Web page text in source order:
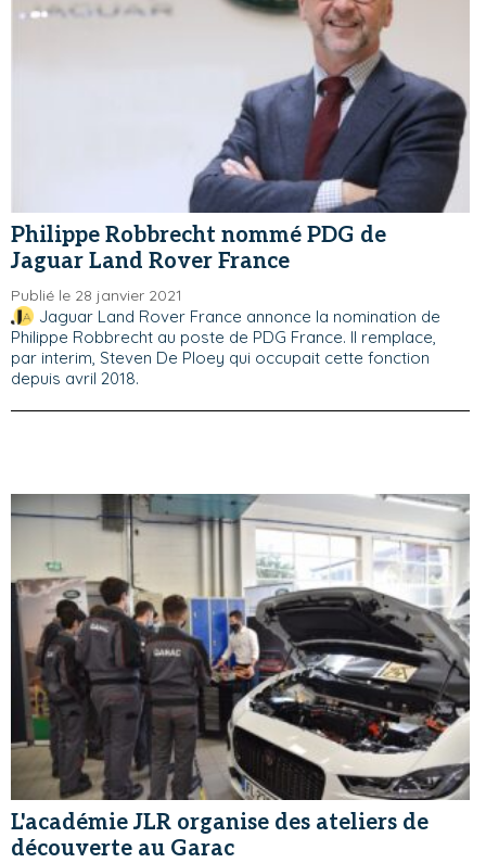
Philippe Robbrecht nommé PDG de
Jaguar Land Rover France
Publié le 28 janvier 2021
Jaguar Land Rover France annonce la nomination de
Philippe Robbrecht au poste de PDG France. Il remplace,
par interim, Steven De Ploey qui occupait cette fonction
depuis avril 2018.
L'académie JLR organise des ateliers de
découverte au Garac